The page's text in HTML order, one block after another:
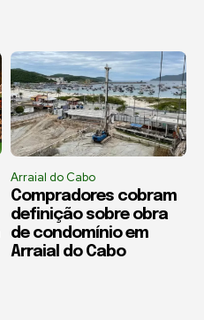
Arraial do Cabo
Compradores cobram
definição sobre obra
de condomínio em
Arraial do Cabo